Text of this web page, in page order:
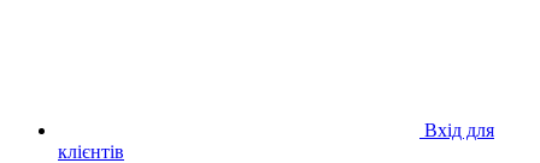
Вхід для
клієнтів